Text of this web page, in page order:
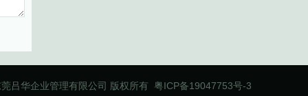
吕华企业管理有限公司 版权所有 粤ICP备19047753号-3